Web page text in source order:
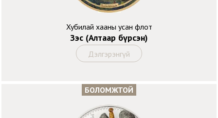
Хубилай хааны усан флот
Зэс (Алтаар бүрсэн)
Дэлгэрэнгүй
БОЛОМЖТОЙ